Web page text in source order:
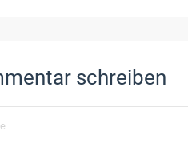
schreiben